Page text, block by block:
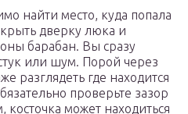
найти место, куда попала
дверку люка и
барабан. Вы сразу
или шум. Порой через
разглядеть где находится
проверьте зазор
может находиться